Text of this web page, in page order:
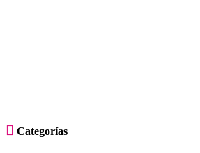
 Categorías